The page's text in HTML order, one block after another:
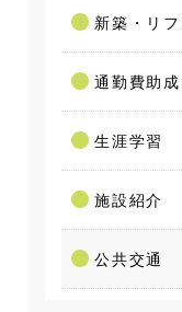
新築・リ
通勤費助成
生涯学習
施設紹介
公共交通